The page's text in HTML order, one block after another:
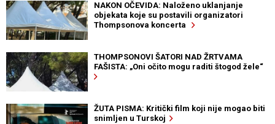
NAKON OČEVIDA: Naloženo uklanjanje
objekata koje su postavili organizatori
Thompsonova koncerta
THOMPSONOVI ŠATORI NAD ŽRTVAMA
FAŠISTA: „Oni očito mogu raditi štogod žele“
ŽUTA PISMA: Kritički film koji nije mogao biti
snimljen u Turskoj